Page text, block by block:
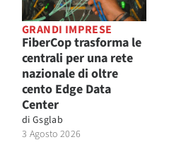
GRANDI IMPRESE
FiberCop trasforma le
centrali per una rete
nazionale di oltre
cento Edge Data
Center
di Gsglab
3 Agosto 2026